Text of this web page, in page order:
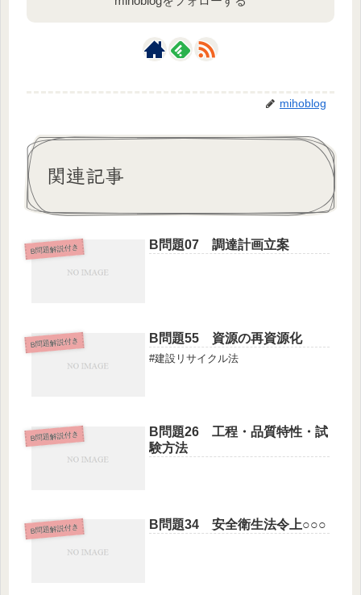
mihoblog
関連記事
B問題解説付き B問題07 調達計画立案
B問題解説付き B問題55 資源の再資源化
#建設リサイクル法
B問題解説付き
B問題26 工程・品質特性・試
験方法
B問題解説付き B問題34 安全衛生法令上○○○